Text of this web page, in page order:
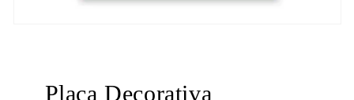
Placa Decorativa